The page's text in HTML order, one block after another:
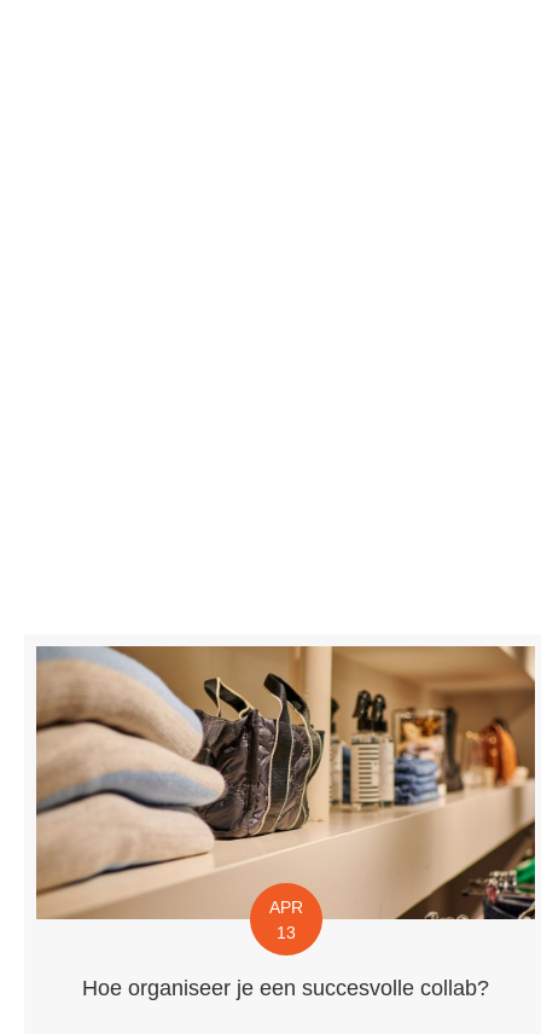
APR
13
Hoe organiseer je een succesvolle collab?